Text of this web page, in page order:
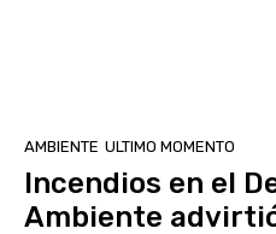
AMBIENTE ULTIMO MOMENTO
Incendios en el
Ambiente